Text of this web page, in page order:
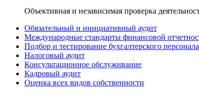
Объективная и независимая проверка
Обязательный и инициативный аудит
Международные стандарты финансовой
Подбор и тестирование бухгалтерского персонала
Налоговый аудит
Консультационное обслуживание
Кадровый аудит
Оценка всех видов собственности